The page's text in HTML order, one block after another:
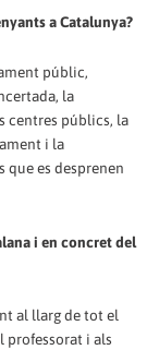
a Catalunya?
públic,
la
centres públics, la
i la
es desprenen
i en concret del
al llarg de tot el
professorat i als